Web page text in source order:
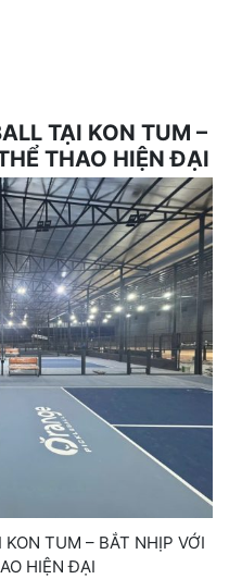
TẠI KON TUM –
THAO HIỆN ĐẠI
KON TUM – BẮT NHỊP VỚI
HIỆN ĐẠI